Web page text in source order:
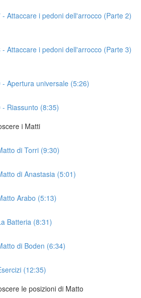
- Attaccare i pedoni dell'arrocco (Parte 2)
- Attaccare i pedoni dell'arrocco (Parte 3)
- Apertura universale (5:26)
- Riassunto (8:35)
i Matti
di Torri (9:30)
di Anastasia (5:01)
Arabo (5:13)
Batteria (8:31)
di Boden (6:34)
(12:35)
le posizioni di Matto